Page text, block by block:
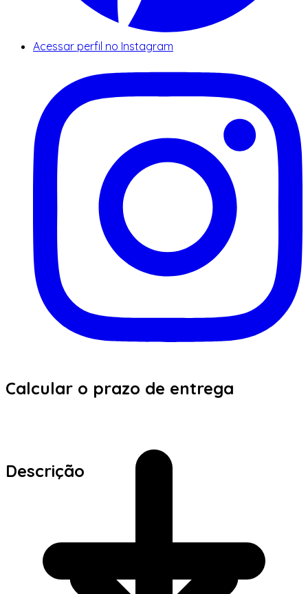
Acessar perfil no Instagram
Calcular o prazo de entrega
Descrição